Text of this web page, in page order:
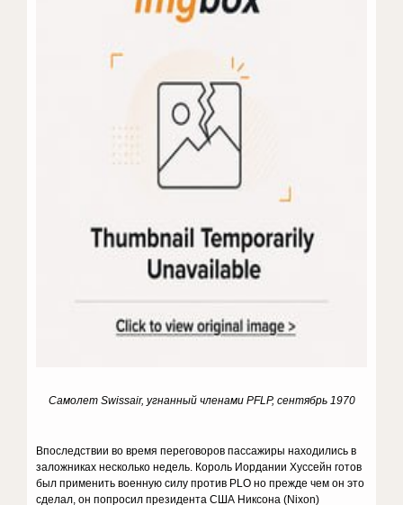
Самолет Swissair, угнанный членами PFLP, сентябрь 1970
Впоследствии во время переговоров пассажиры находились в
заложниках несколько недель. Король Иордании Хуссейн готов
был применить военную силу против PLO но прежде чем он это
сделал, он попросил президента США Никсона (Nixon)